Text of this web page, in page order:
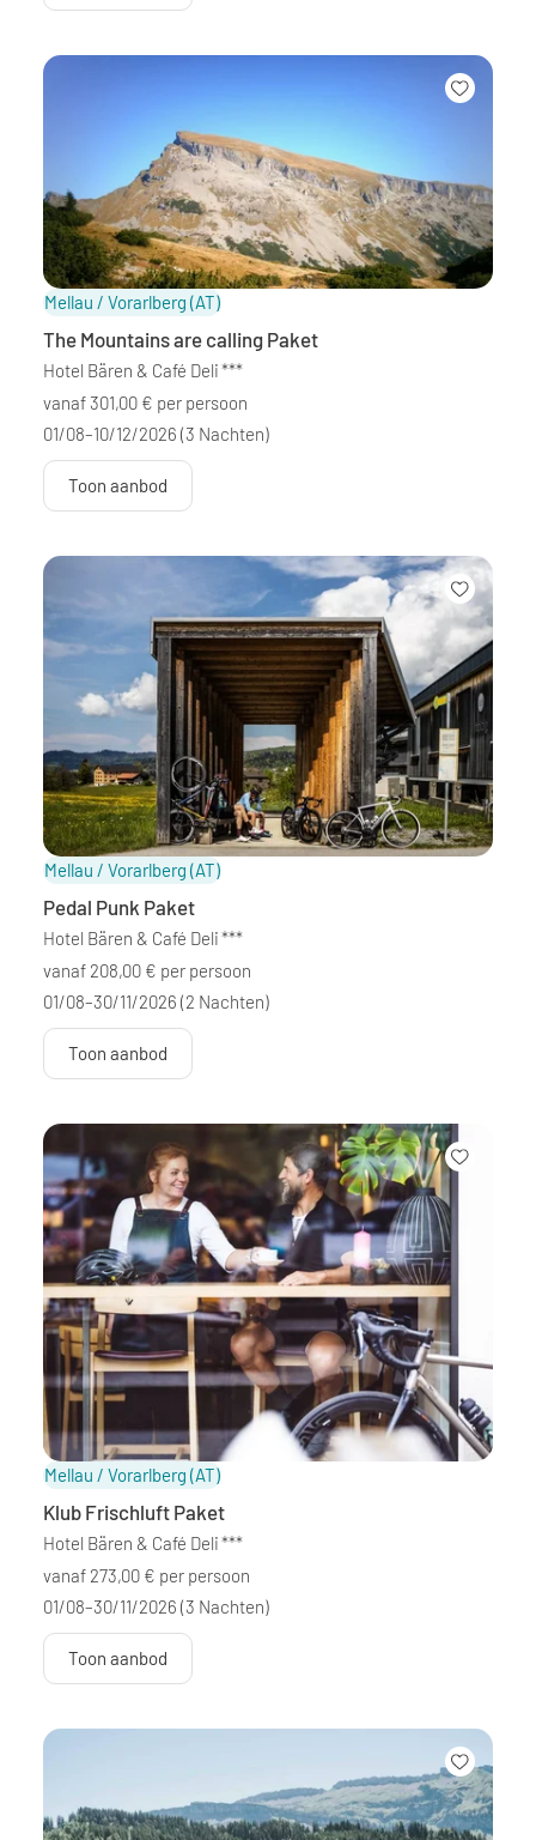
Mellau / Vorarlberg (AT)
The Mountains are calling Paket
Hotel Bären & Café Deli***
vanaf 301,00 € per persoon
01/08–10/12/2026 (3 Nachten)
Toon aanbod
Mellau / Vorarlberg (AT)
Pedal Punk Paket
Hotel Bären & Café Deli***
vanaf 208,00 € per persoon
01/08–30/11/2026 (2 Nachten)
Toon aanbod
Mellau / Vorarlberg (AT)
Klub Frischluft Paket
Hotel Bären & Café Deli***
vanaf 273,00 € per persoon
01/08–30/11/2026 (3 Nachten)
Toon aanbod